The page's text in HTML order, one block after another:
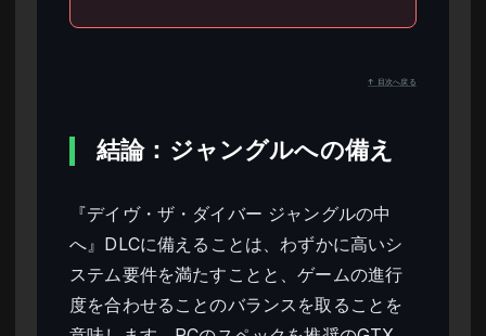
↑ 目次へ戻る
結論：ジャングルへの備え
『デイヴ・ザ・ダイバー ジャングルの中
へ』DLCに備えることは、わずかに高いシ
ステム要件を満たすことと、ゲームの進行
度を合わせることのバランスを取ることを